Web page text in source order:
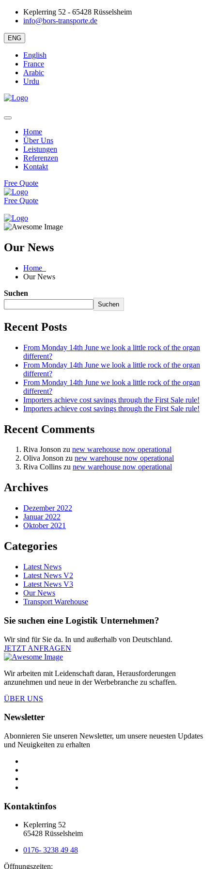
Keplerring 52 - 65428 Rüsselsheim
info@bors-transporte.de
ENG
English
France
Arabic
Urdu
Home
Über Uns
Leistungen
Referenzen
Kontakt
Free Quote
Free Quote
Our News
Home
Our News
Suchen
Suchen
Recent Posts
From Monday 14th June we look a little rock of the organ
different?
From Monday 14th June we look a little rock of the organ
different?
From Monday 14th June we look a little rock of the organ
different?
Importers achieve cost savings through the First Sale rule!
Importers achieve cost savings through the First Sale rule!
Recent Comments
Riva Jonson zu new warehouse now operational
Oliva Jonson zu new warehouse now operational
Riva Collins zu new warehouse now operational
Archives
Dezember 2022
Januar 2022
Oktober 2021
Categories
Latest News
Latest News V2
Latest News V3
Our News
Transport Warehouse
Sie suchen eine Logistik Unternehmen?
Wir sind für Sie da. In und außerhalb von Deutschland.
JETZT ANFRAGEN
Wir arbeiten mit Leidenschaft daran, Herausforderungen
anzunehmen und neue in der Werbebranche zu schaffen.
ÜBER UNS
Newsletter
Abonnieren Sie unseren Newsletter, um unsere neuesten Updates
und Neuigkeiten zu erhalten
Kontaktinfos
Keplerring 52
65428 Rüsselsheim
0176- 3238 49 48
Öffnungszeiten: